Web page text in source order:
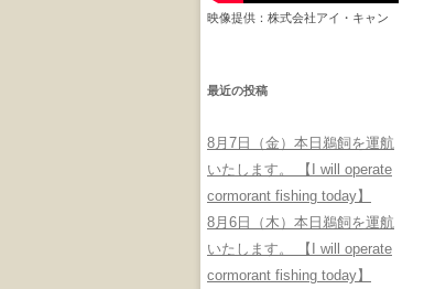
映像提供：株式会社アイ・キャン
最近の投稿
8月7日（金）本日鵜飼を運航
いたします。 【I will operate
cormorant fishing today】
8月6日（木）本日鵜飼を運航
いたします。 【I will operate
cormorant fishing today】